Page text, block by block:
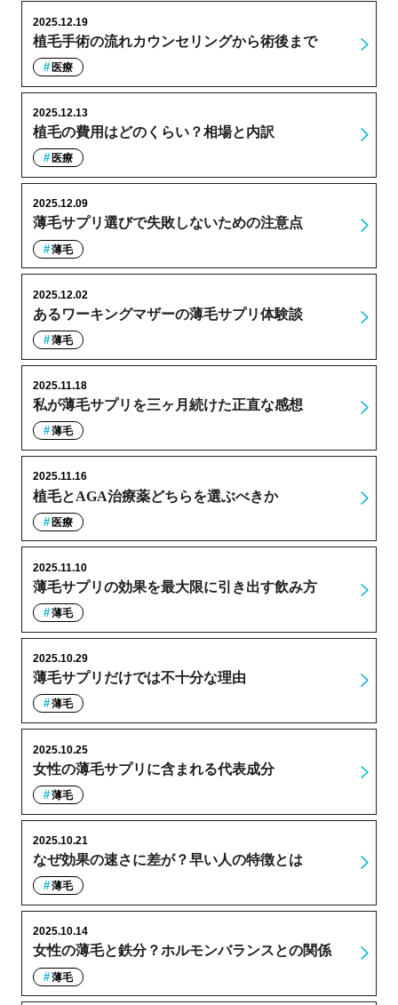
植毛手術の流れカウンセリングから術後まで
2025.12.19
医療
植毛の費用はどのくらい？相場と内訳
2025.12.13
医療
薄毛サプリ選びで失敗しないための注意点
2025.12.09
薄毛
あるワーキングマザーの薄毛サプリ体験談
2025.12.02
薄毛
私が薄毛サプリを三ヶ月続けた正直な感想
2025.11.18
薄毛
植毛とAGA治療薬どちらを選ぶべきか
2025.11.16
医療
薄毛サプリの効果を最大限に引き出す飲み方
2025.11.10
薄毛
薄毛サプリだけでは不十分な理由
2025.10.29
薄毛
女性の薄毛サプリに含まれる代表成分
2025.10.25
薄毛
なぜ効果の速さに差が？早い人の特徴とは
2025.10.21
薄毛
女性の薄毛と鉄分？ホルモンバランスとの関係
2025.10.14
薄毛